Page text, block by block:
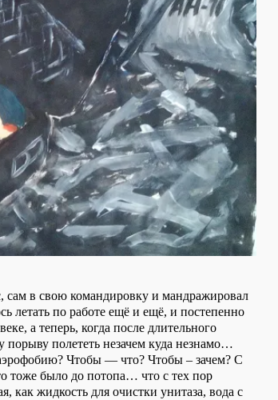
сам в свою командировку и мандражировал
летать по работе ещё и ещё, и постепенно
а теперь, когда после длительного
полететь незачем куда незнамо…
Чтобы — что? Чтобы – зачем? С
тоже было до потопа… что с тех пор
как жидкость для очистки унитаза, вода с